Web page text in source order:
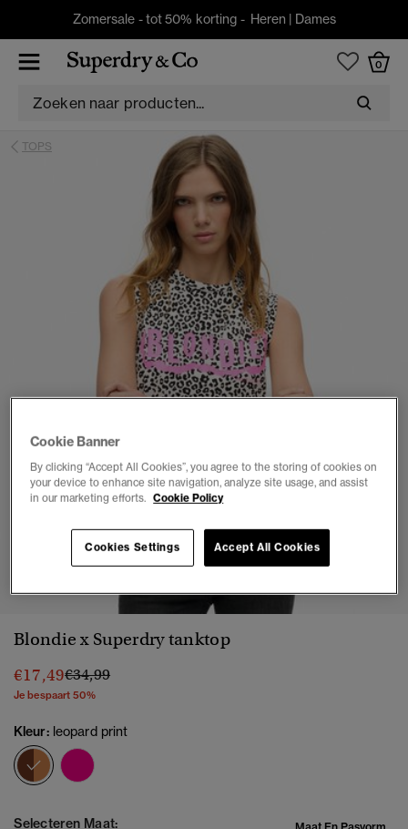
Zomersale - tot 50% korting - Heren | Dames
0
TOPS
1 2 3 4 5 6 7
Blondie x Superdry tanktop
€17,49Prijs verlaagd van
€34,99naar
Je bespaart 50%
Kleur: leopard print
geselecteerd
Selecteren Maat:
Cookie Banner
By clicking “Accept All Cookies”, you agree to the storing of cookies on
your device to enhance site navigation, analyze site usage, and assist
in our marketing efforts. Cookie Policy
Cookies Settings Accept All Cookies